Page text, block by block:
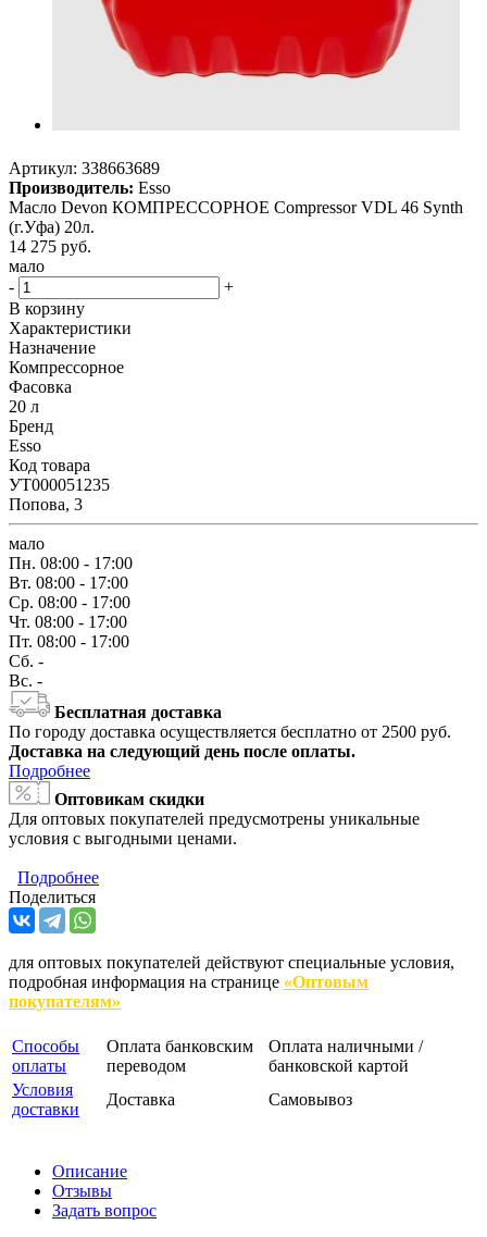
Артикул: 338663689
Производитель: Esso
Масло Devon КОМПРЕССОРНОЕ Compressor VDL 46 Synth
(г.Уфа) 20л.
14 275 руб.
мало
-
+
В корзину
Характеристики
Назначение
Компрессорное
Фасовка
20 л
Бренд
Esso
Код товара
УТ000051235
Попова, 3
мало
Пн. 08:00 - 17:00
Вт. 08:00 - 17:00
Ср. 08:00 - 17:00
Чт. 08:00 - 17:00
Пт. 08:00 - 17:00
Сб. -
Вс. -
Бесплатная доставка
По городу доставка осуществляется бесплатно от 2500 руб.
Доставка на следующий день после оплаты.
Подробнее
Оптовикам скидки
Для оптовых покупателей предусмотрены уникальные
условия с выгодными ценами.
Подробнее
Поделиться
для оптовых покупателей действуют специальные условия,
подробная информация на странице «Оптовым
покупателям»
Способы
оплаты
Оплата банковским
переводом
Оплата наличными /
банковской картой
Условия
доставки
Доставка Самовывоз
Описание
Отзывы
Задать вопрос